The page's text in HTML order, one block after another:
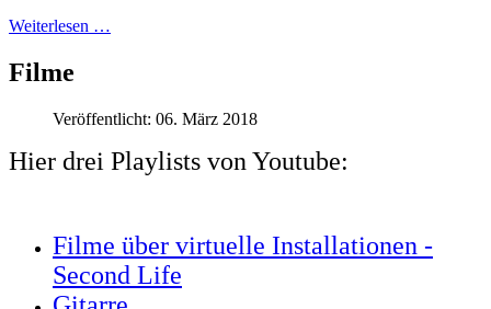
Weiterlesen …
Filme
Veröffentlicht: 06. März 2018
Hier drei Playlists von Youtube:
Filme über virtuelle Installationen -
Second Life